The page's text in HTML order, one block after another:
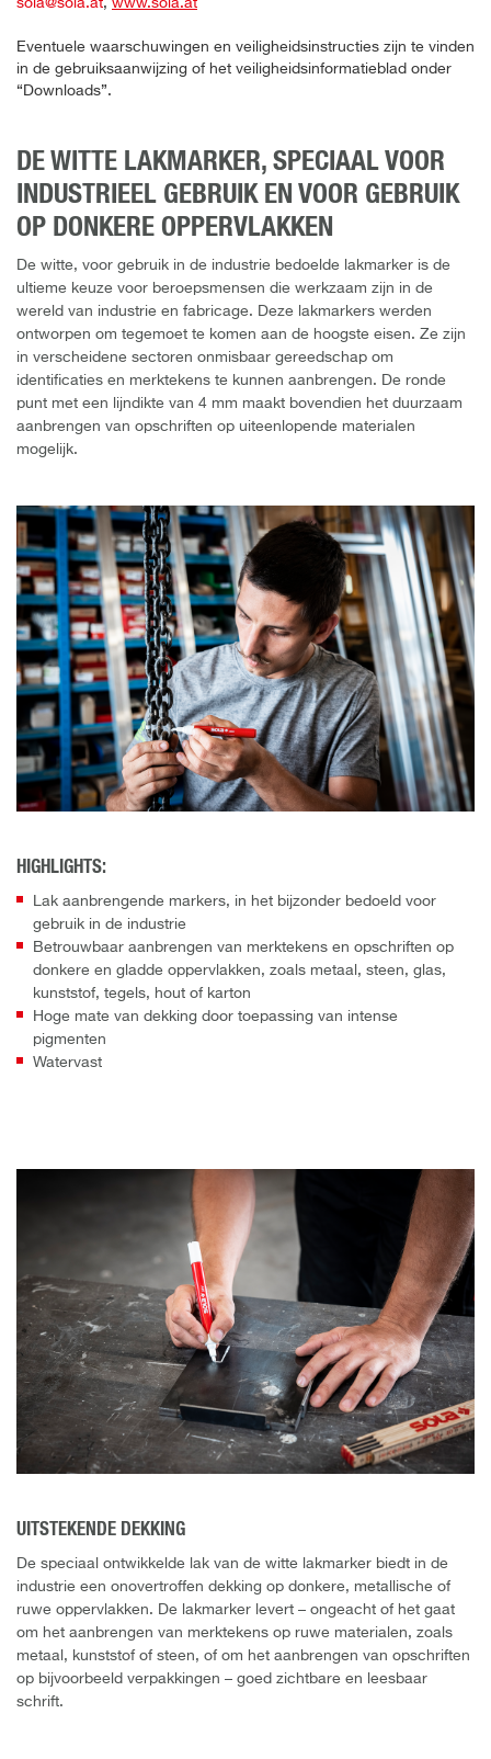
sola@sola.at, www.sola.at
Eventuele waarschuwingen en veiligheidsinstructies zijn te vinden
in de gebruiksaanwijzing of het veiligheidsinformatieblad onder
“Downloads”.
DE WITTE LAKMARKER, SPECIAAL VOOR
INDUSTRIEEL GEBRUIK EN VOOR GEBRUIK
OP DONKERE OPPERVLAKKEN
De witte, voor gebruik in de industrie bedoelde lakmarker is de
ultieme keuze voor beroepsmensen die werkzaam zijn in de
wereld van industrie en fabricage. Deze lakmarkers werden
ontworpen om tegemoet te komen aan de hoogste eisen. Ze zijn
in verscheidene sectoren onmisbaar gereedschap om
identificaties en merktekens te kunnen aanbrengen. De ronde
punt met een lijndikte van 4 mm maakt bovendien het duurzaam
aanbrengen van opschriften op uiteenlopende materialen
mogelijk.
HIGHLIGHTS:
Lak aanbrengende markers, in het bijzonder bedoeld voor
gebruik in de industrie
Betrouwbaar aanbrengen van merktekens en opschriften op
donkere en gladde oppervlakken, zoals metaal, steen, glas,
kunststof, tegels, hout of karton
Hoge mate van dekking door toepassing van intense
pigmenten
Watervast
UITSTEKENDE DEKKING
De speciaal ontwikkelde lak van de witte lakmarker biedt in de
industrie een onovertroffen dekking op donkere, metallische of
ruwe oppervlakken. De lakmarker levert – ongeacht of het gaat
om het aanbrengen van merktekens op ruwe materialen, zoals
metaal, kunststof of steen, of om het aanbrengen van opschriften
op bijvoorbeeld verpakkingen – goed zichtbare en leesbaar
schrift.